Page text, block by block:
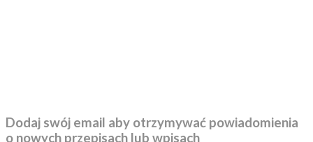
Dodaj swój email aby otrzymywać powiadomienia
o nowych przepisach lub wpisach